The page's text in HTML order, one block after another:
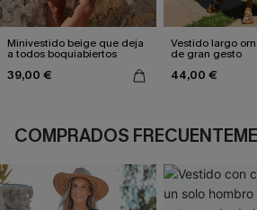
Minivestido beige que deja
a todos boquiabiertos
39,00 €
Vestido largo
de gran gesto
44,00 €
COMPRADOS